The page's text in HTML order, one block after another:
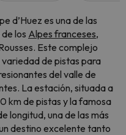
d’Huez es una de las
los Alpes franceses,
Este complejo
de pistas para
del valle de
La estación, situada a
km de pistas y la famosa
longitud, una de las más
destino excelente tanto